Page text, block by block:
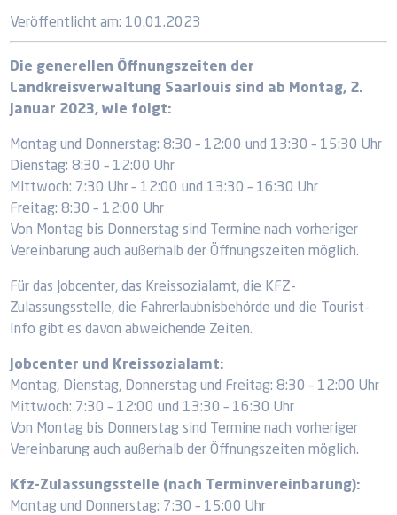
Veröffentlicht am: 10.01.2023
Die generellen Öffnungszeiten der
Landkreisverwaltung Saarlouis sind ab Montag, 2.
Januar 2023, wie folgt:
Montag und Donnerstag: 8:30 – 12:00 und 13:30 – 15:30 Uhr
Dienstag: 8:30 – 12:00 Uhr
Mittwoch: 7:30 Uhr – 12:00 und 13:30 – 16:30 Uhr
Freitag: 8:30 – 12:00 Uhr
Von Montag bis Donnerstag sind Termine nach vorheriger
Vereinbarung auch außerhalb der Öffnungszeiten möglich.
Für das Jobcenter, das Kreissozialamt, die KFZ-
Zulassungsstelle, die Fahrerlaubnisbehörde und die Tourist-
Info gibt es davon abweichende Zeiten.
Jobcenter und Kreissozialamt:
Montag, Dienstag, Donnerstag und Freitag: 8:30 – 12:00 Uhr
Mittwoch: 7:30 – 12:00 und 13:30 – 16:30 Uhr
Von Montag bis Donnerstag sind Termine nach vorheriger
Vereinbarung auch außerhalb der Öffnungszeiten möglich.
Kfz-Zulassungsstelle (nach Terminvereinbarung):
Montag und Donnerstag: 7:30 – 15:00 Uhr